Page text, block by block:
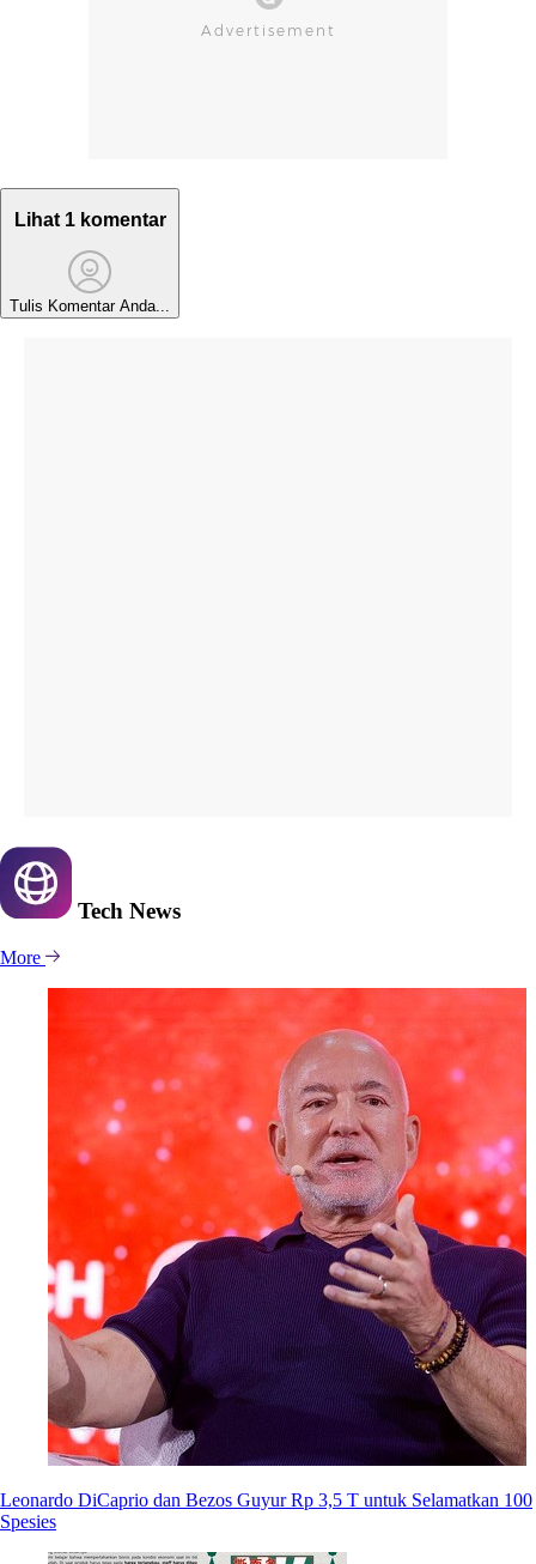
Lihat 1 komentar
Tulis Komentar Anda...
Tech News
More
Leonardo DiCaprio dan Bezos Guyur Rp 3,5 T untuk Selamatkan 100
Spesies